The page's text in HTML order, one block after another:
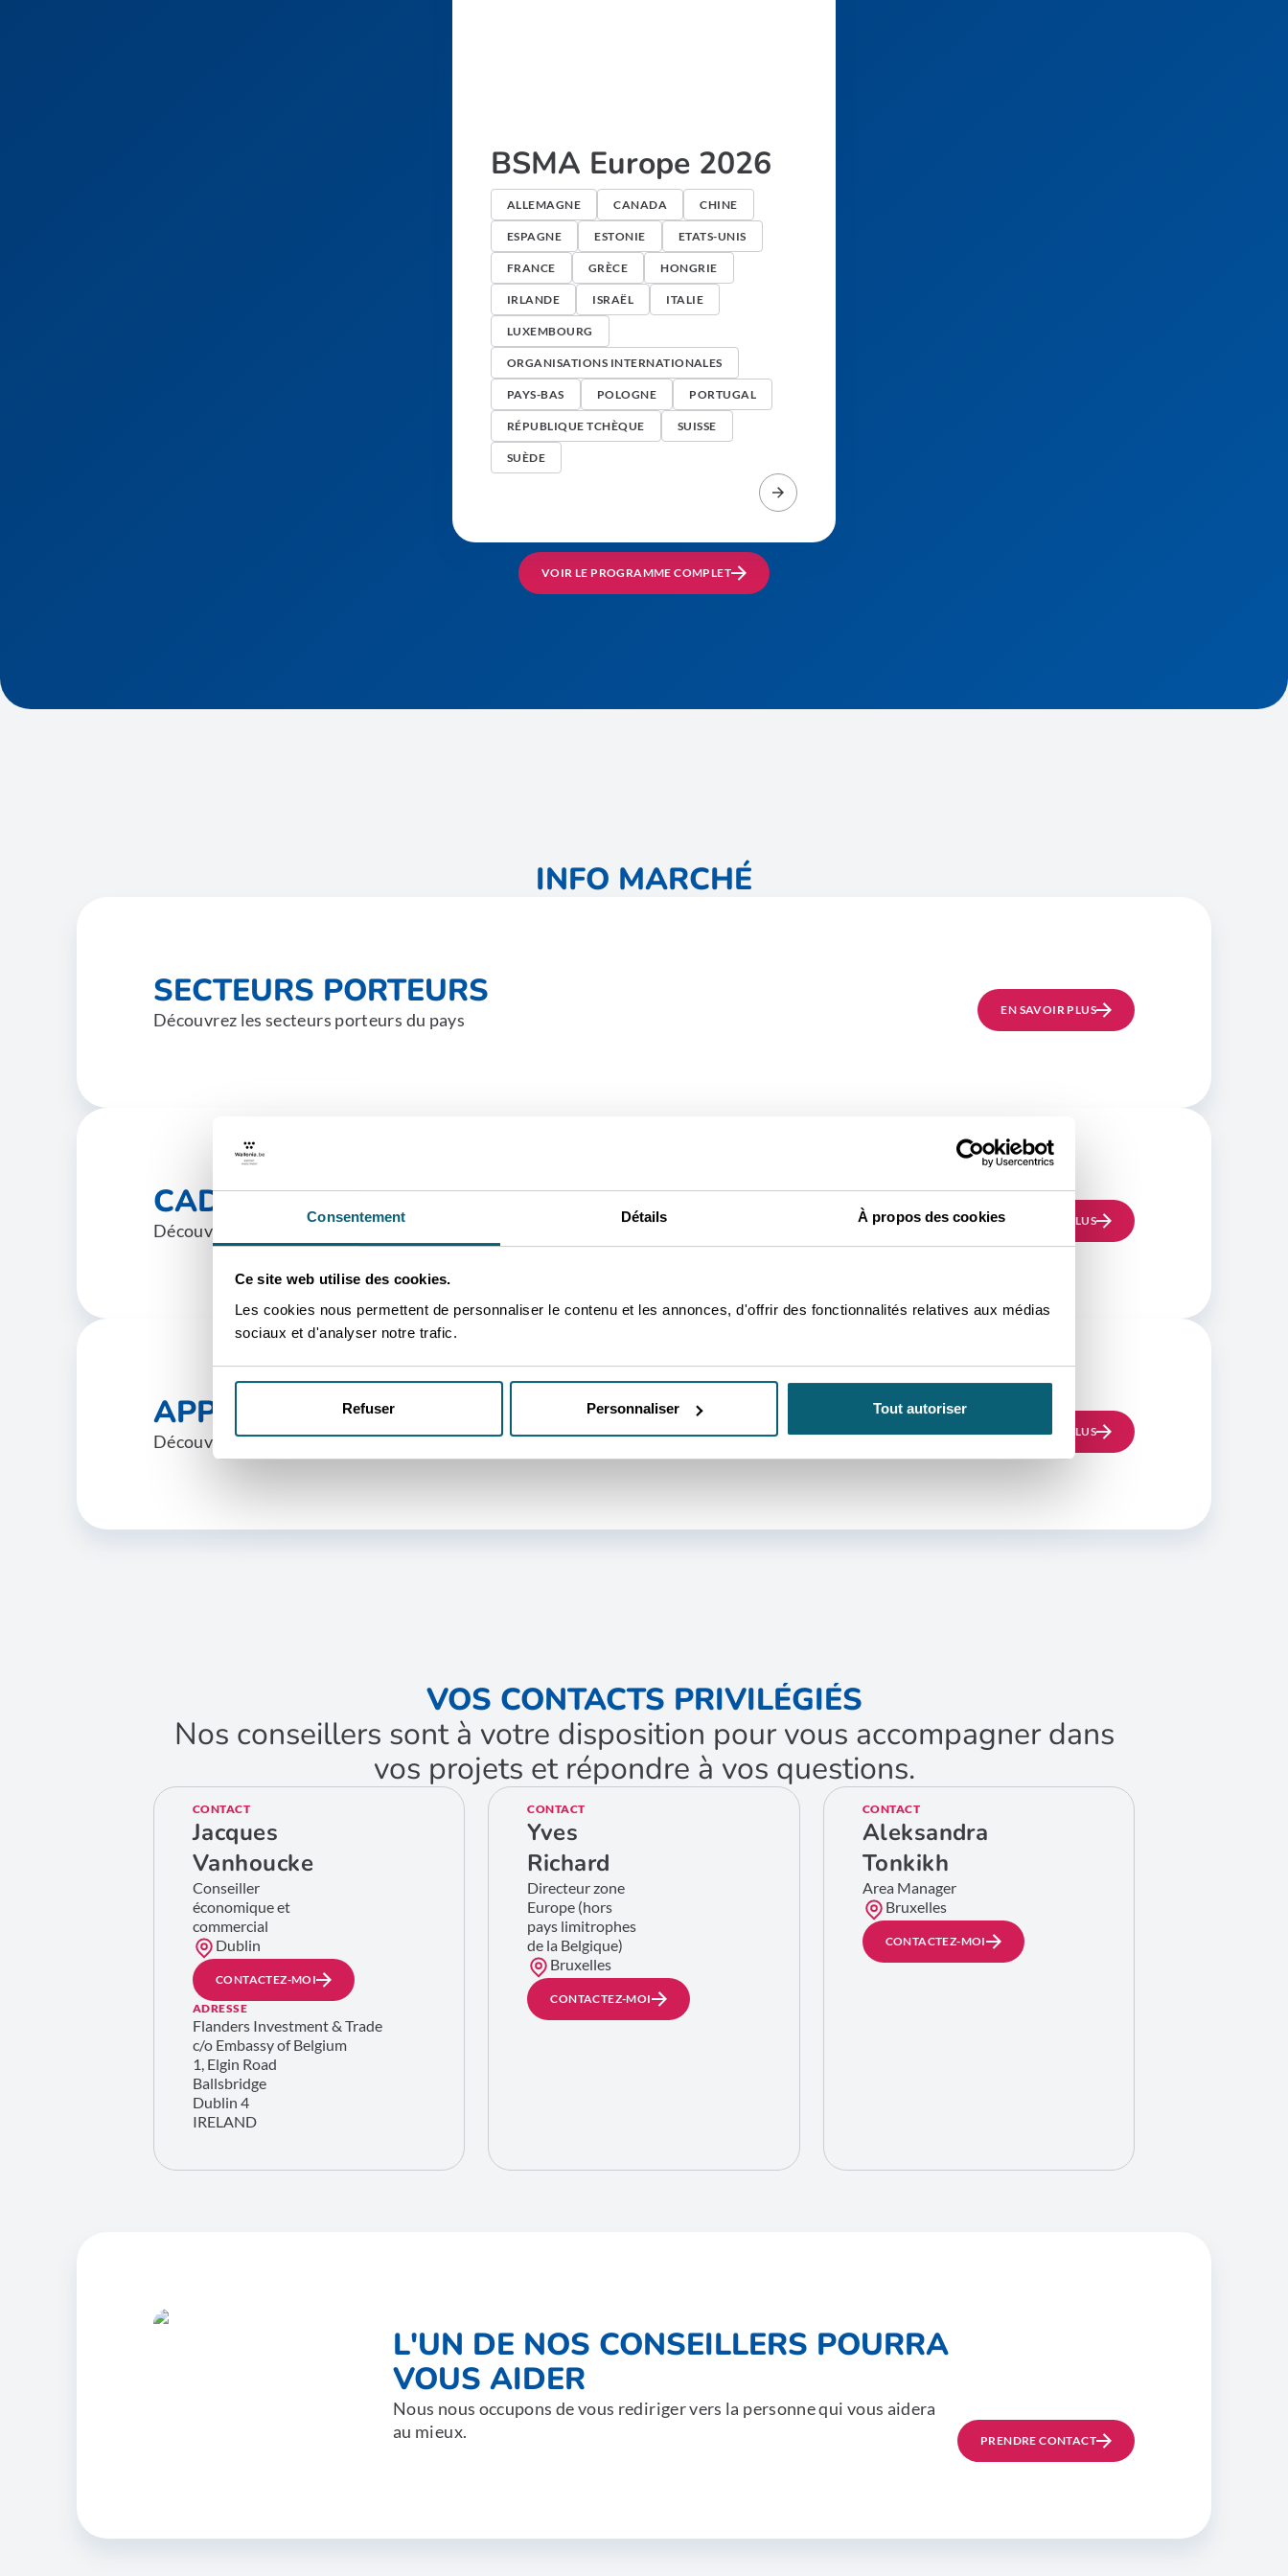
Consentement Détails À propos des cookies
Ce site web utilise des cookies.
Les cookies nous permettent de personnaliser le contenu et les annonces, d'offrir des fonctionnalités relatives aux médias
sociaux et d'analyser notre trafic.
Refuser Personnaliser Tout autoriser
BSMA Europe 2026
ALLEMAGNE CANADA CHINE
ESPAGNE ESTONIE ETATS-UNIS
FRANCE GRÈCE HONGRIE
IRLANDE ISRAËL ITALIE
LUXEMBOURG
ORGANISATIONS INTERNATIONALES
PAYS-BAS POLOGNE PORTUGAL
RÉPUBLIQUE TCHÈQUE SUISSE
SUÈDE
VOIR LE PROGRAMME COMPLET
INFO MARCHÉ
SECTEURS PORTEURS
Découvrez les secteurs porteurs du pays EN SAVOIR PLUS
CADRE JURIDIQUE
Découvrez le cadre juridique d'application dans le pays EN SAVOIR PLUS
APPROCHE DU MARCHÉ
Découvrez les approches du marché à connaitre avant de démarrer EN SAVOIR PLUS
VOS CONTACTS PRIVILÉGIÉS
Nos conseillers sont à votre disposition pour vous accompagner dans
vos projets et répondre à vos questions.
CONTACT
Jacques
Vanhoucke
Conseiller
économique et
commercial
Dublin
CONTACTEZ-MOI
ADRESSE
Flanders Investment & Trade
c/o Embassy of Belgium
1, Elgin Road
Ballsbridge
Dublin 4
IRELAND
CONTACT
Yves
Richard
Directeur zone
Europe (hors
pays limitrophes
de la Belgique)
Bruxelles
CONTACTEZ-MOI
CONTACT
Aleksandra
Tonkikh
Area Manager
Bruxelles
CONTACTEZ-MOI
L'UN DE NOS CONSEILLERS POURRA
VOUS AIDER
Nous nous occupons de vous rediriger vers la personne qui vous aidera
au mieux.
PRENDRE CONTACT